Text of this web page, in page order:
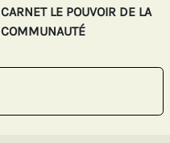
CARNET LE POUVOIR DE LA
COMMUNAUTÉ